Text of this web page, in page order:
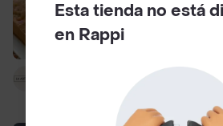
la artesana del pan
$ 6000
Esta tienda no está
en Rappi